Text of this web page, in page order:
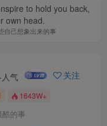
to hold you back,
own head.
自己想象出来的事
关注
1643W+
的事